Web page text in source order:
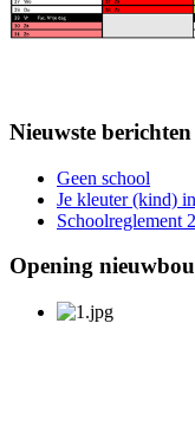
Nieuwste berichten
Geen school
Je kleuter (kind)
Schoolreglement
Opening